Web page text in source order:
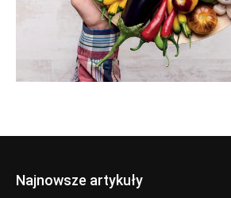
Najnowsze artykuły